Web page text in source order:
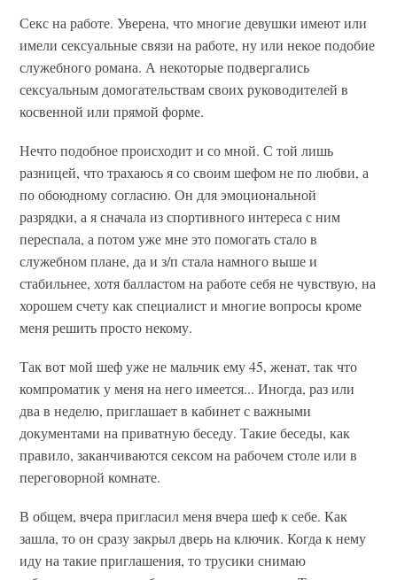
Секс на работе. Уверена, что многие девушки имеют или
имели сексуальные связи на работе, ну или некое подобие
служебного романа. А некоторые подвергались
сексуальным домогательствам своих руководителей в
косвенной или прямой форме.
Нечто подобное происходит и со мной. С той лишь
разницей, что трахаюсь я со своим шефом не по любви, а
по обоюдному согласию. Он для эмоциональной
разрядки, а я сначала из спортивного интереса с ним
переспала, а потом уже мне это помогать стало в
служебном плане, да и з/п стала намного выше и
стабильнее, хотя балластом на работе себя не чувствую, на
хорошем счету как специалист и многие вопросы кроме
меня решить просто некому.
Так вот мой шеф уже не мальчик ему 45, женат, так что
компроматик у меня на него имеется... Иногда, раз или
два в неделю, приглашает в кабинет с важными
документами на приватную беседу. Такие беседы, как
правило, заканчиваются сексом на рабочем столе или в
переговорной комнате.
В общем, вчера пригласил меня вчера шеф к себе. Как
зашла, то он сразу закрыл дверь на ключик. Когда к нему
иду на такие приглашения, то трусики снимаю